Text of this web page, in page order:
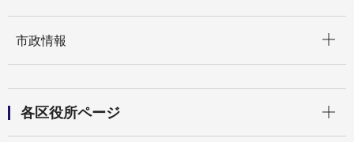
市政情報
各区役所ページ